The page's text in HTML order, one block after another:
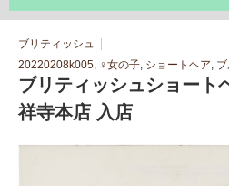
ブリティッシュ
20220208k005, ♀女の子, ショートヘア,
ブリティッシュショート
祥寺本店 入店